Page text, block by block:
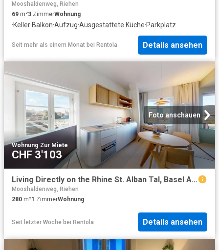
Mooshaldenweg, Riehen
69 m²3 ZimmerWohnung
·Keller·Balkon·Aufzug·Ausgestattete Küche·Parkplatz
Seit mehr als einem Monat bei Rentola Details ansehen
Foto anschauen
Wohnung·Zur Miete
CHF 3'103
Living Directly on the Rhine St. Alban Tal, Basel Amsterdam Apartments for Rent
Mooshaldenweg, Riehen
280 m²1 ZimmerWohnung
Seit letzter Woche bei Rentola Details ansehen